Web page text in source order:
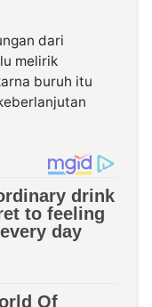
dari
melirik
buruh itu